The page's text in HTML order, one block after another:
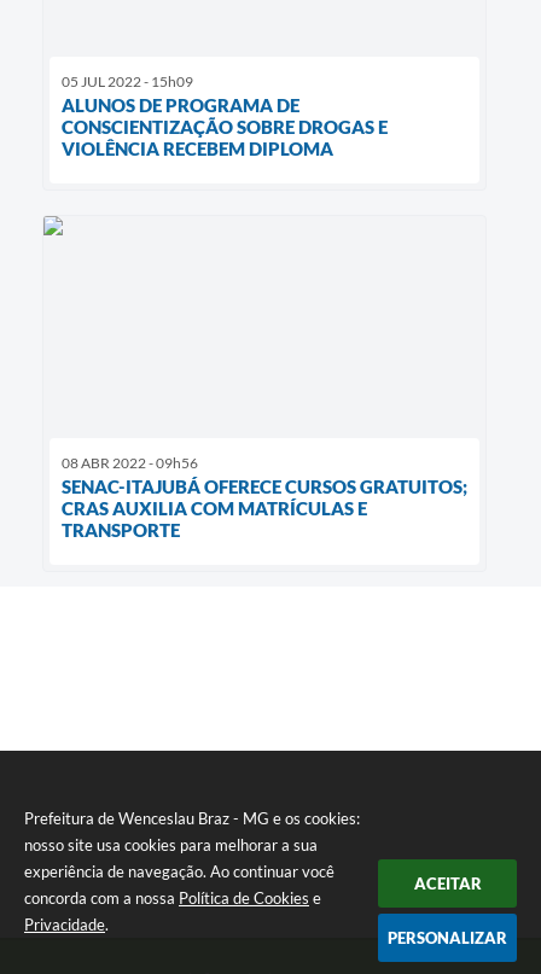
Prefeitura de Wenceslau Braz - MG e os cookies:
nosso site usa cookies para melhorar a sua
experiência de navegação. Ao continuar você
concorda com a nossa Política de Cookies e
Privacidade.
ACEITAR
PERSONALIZAR
05 JUL 2022 - 15h09
ALUNOS DE PROGRAMA DE
CONSCIENTIZAÇÃO SOBRE DROGAS E
VIOLÊNCIA RECEBEM DIPLOMA
08 ABR 2022 - 09h56
SENAC-ITAJUBÁ OFERECE CURSOS GRATUITOS;
CRAS AUXILIA COM MATRÍCULAS E
TRANSPORTE